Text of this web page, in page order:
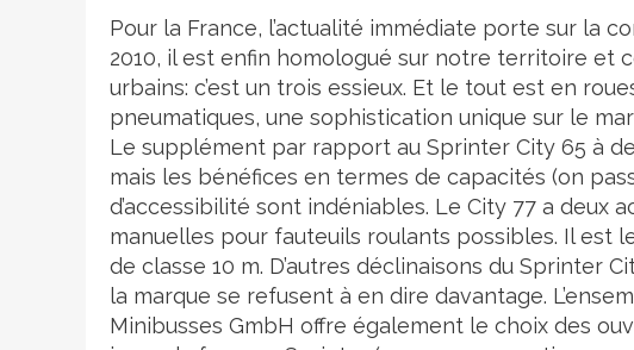
Pour la France, l’actualité immédiate porte sur la
2010, il est enfin homologué sur notre territoire et
urbains: c’est un trois essieux. Et le tout est en
pneumatiques, une sophistication unique sur le
Le supplément par rapport au Sprinter City 65 à
mais les bénéfices en termes de capacités (on
d’accessibilité sont indéniables. Le City 77 a deux
manuelles pour fauteuils roulants possibles. Il est
de classe 10 m. D’autres déclinaisons du Sprinter
la marque se refusent à en dire davantage.
Minibusses GmbH offre également le choix des